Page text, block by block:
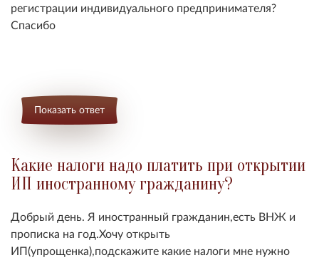
регистрации индивидуального предпринимателя?
Спасибо
Показать ответ
Какие налоги надо платить при открытии
ИП иностранному гражданину?
Добрый день. Я иностранный гражданин,есть ВНЖ и
прописка на год.Хочу открыть
ИП(упрощенка),подскажите какие налоги мне нужно